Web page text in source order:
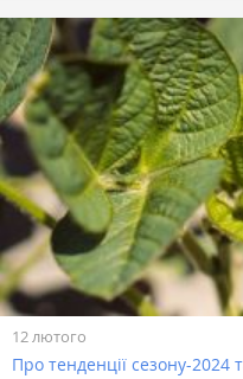
12 лютого
Про тенденції сезону-2024